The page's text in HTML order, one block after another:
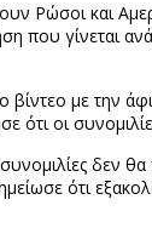
και
που γίνεται
με την
οι
δεν
ότι